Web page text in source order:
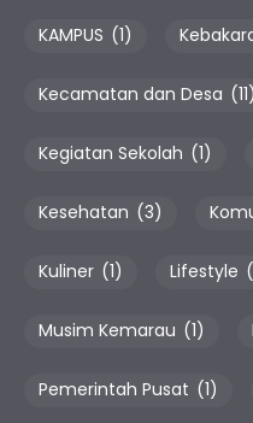
KAMPUS (1)
Kecamatan dan Desa (11)
Kegiatan Sekolah (1)
Kesehatan (3)
Kuliner (1) Lifestyle
Musim Kemarau (1)
Pemerintah Pusat (1)